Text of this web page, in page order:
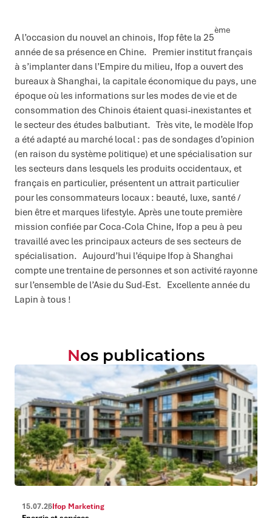
A l’occasion du nouvel an chinois, Ifop fête la 25
ème
année de sa présence en Chine. Premier institut français
à s’implanter dans l’Empire du milieu, Ifop a ouvert des
bureaux à Shanghai, la capitale économique du pays, une
époque où les informations sur les modes de vie et de
consommation des Chinois étaient quasi-inexistantes et
le secteur des études balbutiant. Très vite, le modèle Ifop
a été adapté au marché local : pas de sondages d’opinion
(en raison du système politique) et une spécialisation sur
les secteurs dans lesquels les produits occidentaux, et
français en particulier, présentent un attrait particulier
pour les consommateurs locaux : beauté, luxe, santé /
bien être et marques lifestyle. Après une toute première
mission confiée par Coca-Cola Chine, Ifop a peu à peu
travaillé avec les principaux acteurs de ses secteurs de
spécialisation. Aujourd’hui l’équipe Ifop à Shanghai
compte une trentaine de personnes et son activité rayonne
sur l’ensemble de l’Asie du Sud-Est. Excellente année du
Lapin à tous !
Nos publications
15.07.26Ifop Marketing